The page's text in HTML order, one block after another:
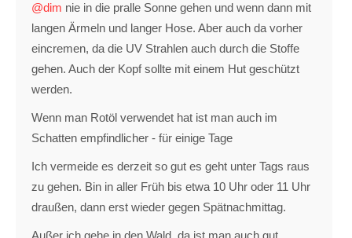
@dim nie in die pralle Sonne gehen und wenn dann mit
langen Ärmeln und langer Hose. Aber auch da vorher
eincremen, da die UV Strahlen auch durch die Stoffe
gehen. Auch der Kopf sollte mit einem Hut geschützt
werden.
Wenn man Rotöl verwendet hat ist man auch im
Schatten empfindlicher - für einige Tage
Ich vermeide es derzeit so gut es geht unter Tags raus
zu gehen. Bin in aller Früh bis etwa 10 Uhr oder 11 Uhr
draußen, dann erst wieder gegen Spätnachmittag.
Außer ich gehe in den Wald, da ist man auch gut